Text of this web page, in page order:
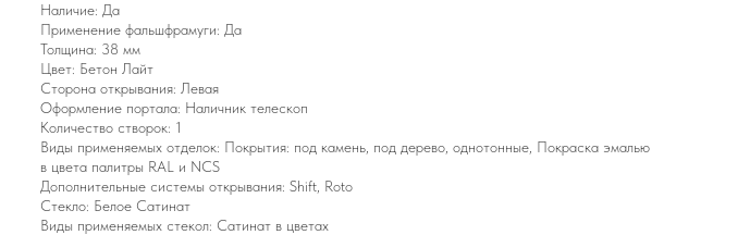
Наличие: Да
Применение фальшфрамуги: Да
Толщина: 38 мм
Цвет: Бетон Лайт
Сторона открывания: Левая
Оформление портала: Наличник телескоп
Количество створок: 1
Виды применяемых отделок: Покрытия: под камень, под дерево, однотонные, Покраска эмалью
в цвета палитры RAL и NCS
Дополнительные системы открывания: Shift, Roto
Стекло: Белое Сатинат
Виды применяемых стекол: Сатинат в цветах